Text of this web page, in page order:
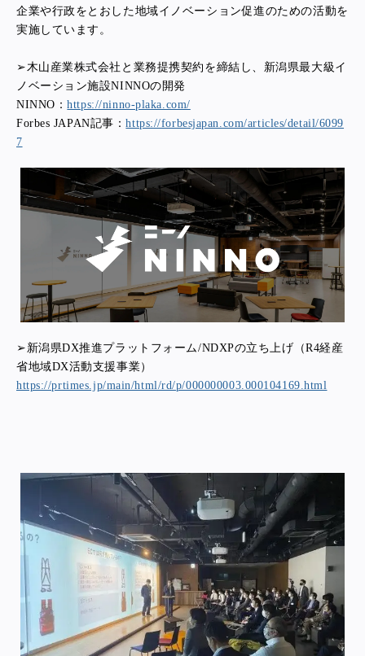
企業や行政をとおした地域イノベーション促進のための活動を
実施しています。
➢木山産業株式会社と業務提携契約を締結し、新潟県最大級イ
ノベーション施設NINNOの開発
NINNO：https://ninno-plaka.com/
Forbes JAPAN記事：https://forbesjapan.com/articles/detail/6099
7
➢新潟県DX推進プラットフォーム/NDXPの立ち上げ（R4経産
省地域DX活動支援事業）
https://prtimes.jp/main/html/rd/p/000000003.000104169.html